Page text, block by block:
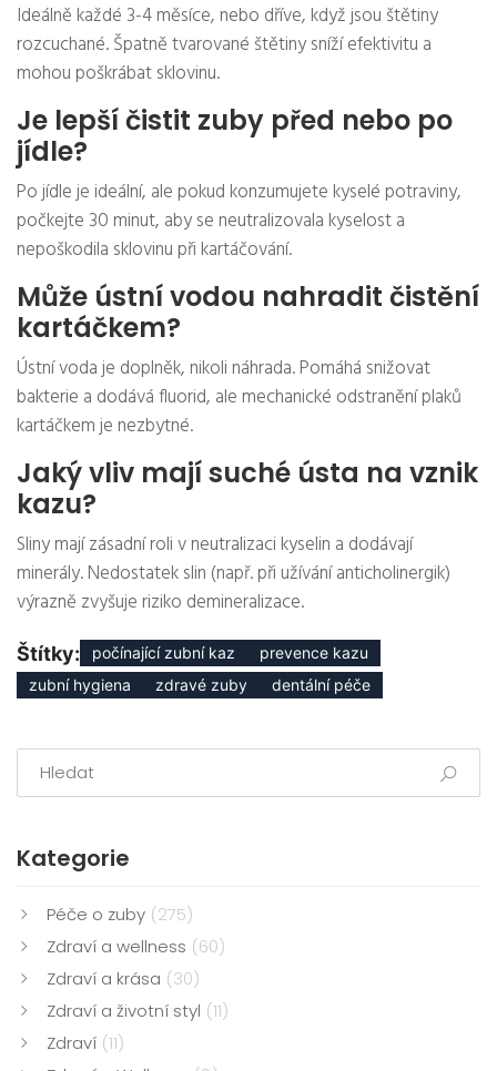
Ideálně každé 3-4 měsíce, nebo dříve, když jsou štětiny
rozcuchané. Špatně tvarované štětiny sníží efektivitu a
mohou poškrábat sklovinu.
Je lepší čistit zuby před nebo po
jídle?
Po jídle je ideální, ale pokud konzumujete kyselé potraviny,
počkejte 30 minut, aby se neutralizovala kyselost a
nepoškodila sklovinu při kartáčování.
Může ústní vodou nahradit čistění
kartáčkem?
Ústní voda je doplněk, nikoli náhrada. Pomáhá snižovat
bakterie a dodává fluorid, ale mechanické odstranění plaků
kartáčkem je nezbytné.
Jaký vliv mají suché ústa na vznik
kazu?
Sliny mají zásadní roli v neutralizaci kyselin a dodávají
minerály. Nedostatek slin (např. při užívání anticholinergik)
výrazně zvyšuje riziko demineralizace.
Štítky: počínající zubní kaz
prevence kazu
zubní hygiena
zdravé zuby dentální péče
Kategorie
Péče o zuby (275)
Zdraví a wellness (60)
Zdraví a krása (30)
Zdraví a životní styl (11)
Zdraví (11)